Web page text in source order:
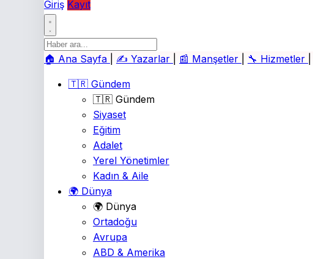
Giriş Kayıt
🏠 Ana Sayfa ✍️ Yazarlar 📰 Manşetler 🔧 Hizmetler
🇹🇷 Gündem
🇹🇷 Gündem
Siyaset
Eğitim
Adalet
Yerel Yönetimler
Kadın & Aile
🌍 Dünya
🌍 Dünya
Ortadoğu
Avrupa
ABD & Amerika